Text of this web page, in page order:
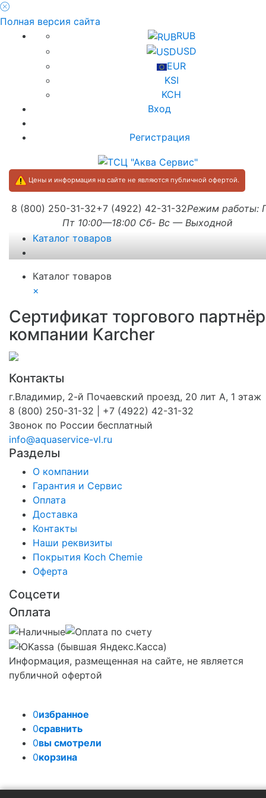
Полная версия сайта
RUB
USD
EUR
KSI
KCH
Вход
Регистрация
Цены и информация на сайте не являются публичной офертой.
8 (800) 250-31-32+7 (4922) 42-31-32Режим работы:
Пт 10:00—18:00 Сб- Вс — Выходной
Каталог товаров
Каталог товаров
×
Сертификат торгового
компании Karcher
Контакты
г.Владимир, 2-й Почаевский проезд, 20 лит А, 1 этаж
8 (800) 250-31-32 | +7 (4922) 42-31-32
Звонок по России бесплатный
info@aquaservice-vl.ru
Разделы
О компании
Гарантия и Сервис
Оплата
Доставка
Контакты
Наши реквизиты
Покрытия Koch Chemie
Оферта
Соцсети
Оплата
Информация, размещенная на сайте, не является
публичной офертой
0избранное
0сравнить
0вы смотрели
0корзина